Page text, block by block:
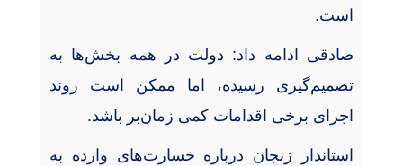
است.
صادقی ادامه داد: دولت در همه بخش‌ها به
تصمیم‌گیری رسیده، اما ممکن است روند
اجرای برخی اقدامات کمی زمان‌بر باشد.
استاندار زنجان درباره خسارت‌های وارده به